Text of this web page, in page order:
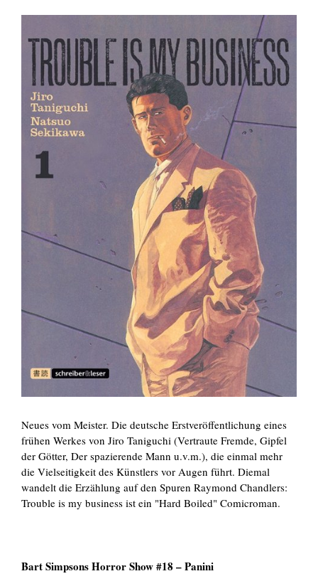
Neues vom Meister. Die deutsche Erstveröffentlichung eines
frühen Werkes von Jiro Taniguchi (Vertraute Fremde, Gipfel
der Götter, Der spazierende Mann u.v.m.), die einmal mehr
die Vielseitigkeit des Künstlers vor Augen führt. Diemal
wandelt die Erzählung auf den Spuren Raymond Chandlers:
Trouble is my business ist ein "Hard Boiled" Comicroman.
Bart Simpsons Horror Show #18 – Panini